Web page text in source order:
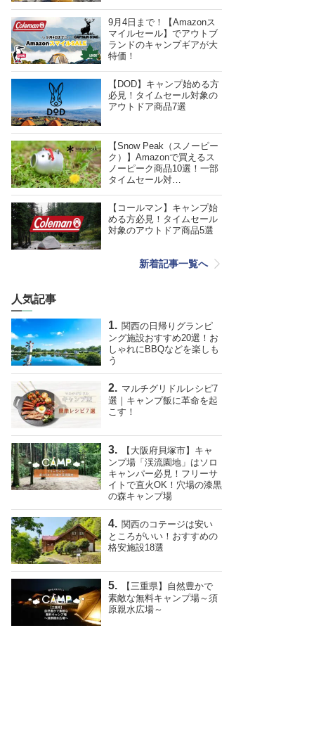
9月4日まで！【Amazonス
マイルセール】でアウトブ
ランドのキャンプギアが大
特価！
【DOD】キャンプ始める方
必見！タイムセール対象の
アウトドア商品7選
【Snow Peak（スノーピー
ク）】Amazonで買えるス
ノーピーク商品10選！一部
タイムセール対…
【コールマン】キャンプ始
める方必見！タイムセール
対象のアウトドア商品5選
新着記事一覧へ
人気記事
関西の日帰りグランピ
ング施設おすすめ20選！お
しゃれにBBQなどを楽しも
う
マルチグリドルレシピ7
選｜キャンプ飯に革命を起
こす！
【大阪府貝塚市】キャ
ンプ場「渓流園地」はソロ
キャンパー必見！フリーサ
イトで直火OK！穴場の漆黒
の森キャンプ場
関西のコテージは安い
ところがいい！おすすめの
格安施設18選
【三重県】自然豊かで
素敵な無料キャンプ場～須
原親水広場～